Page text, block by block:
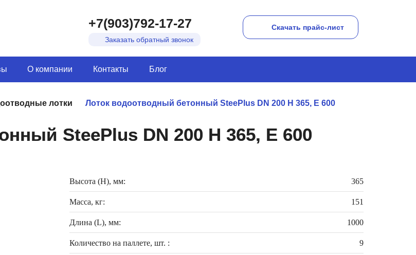
Скачать прайс-лист
+7(903)792-17-27
Заказать обратный звонок
О компании Контакты Блог
лотки Лоток водоотводный бетонный SteePlus DN 200 H 365, Е 600
SteePlus DN 200 H 365, Е 600
Высота (H), мм: 365
Масса, кг: 151
Длина (L), мм: 1000
Количество на паллете, шт. : 9